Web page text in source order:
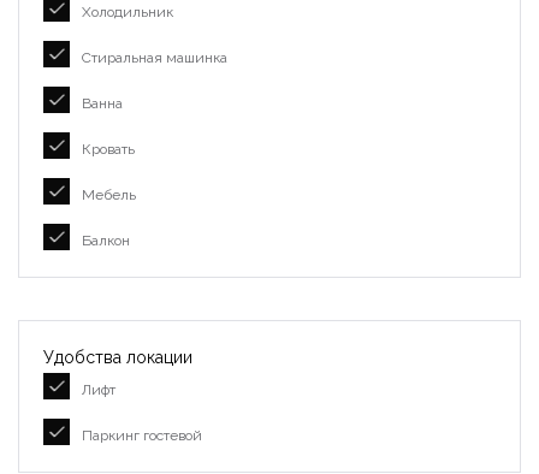
Холодильник
Стиральная машинка
Ванна
Кровать
Мебель
Балкон
Удобства локации
Лифт
Паркинг гостевой